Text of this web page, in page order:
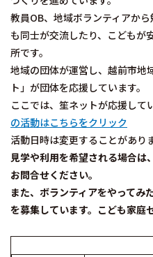
教員OB、地域ボランティアか
も同士が交流したり、こどもが
所です。
地域の団体が運営し、越前市地
ト」が団体を応援しています。
ここでは、笙ネットが応援して
の活動はこちらをクリック
活動日時は変更することがありま
見学や利用を希望される場合は
お問合せください。
また、ボランティアをやってみ
を募集しています。こども家庭